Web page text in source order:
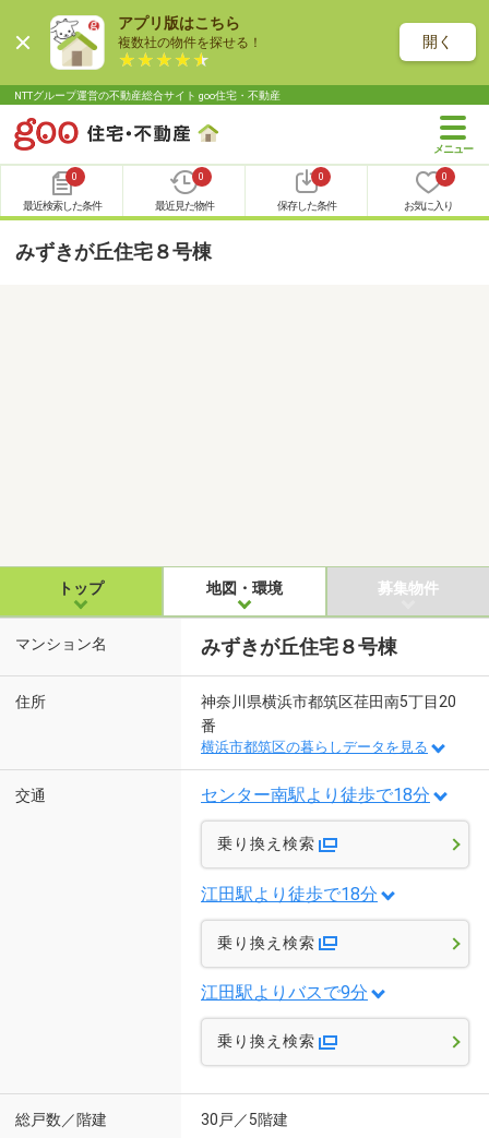
アプリ版はこちら
複数社の物件を探せる！ 開く
NTTグループ運営の不動産総合サイト goo住宅・不動産
0
最近検索した条件
0
最近見た物件
0
保存した条件
0
お気に入り
みずきが丘住宅８号棟
トップ 地図・環境 募集物件
マンション名 みずきが丘住宅８号棟
住所
神奈川県横浜市都筑区荏田南5丁目20
番
横浜市都筑区の暮らしデータを見る
交通 センター南駅より徒歩で18分
乗り換え検索
江田駅より徒歩で18分
乗り換え検索
江田駅よりバスで9分
乗り換え検索
総戸数／階建 30戸／5階建